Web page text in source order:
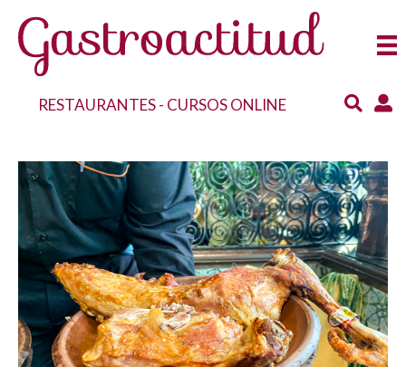
RESTAURANTES- CURSOS ONLINE